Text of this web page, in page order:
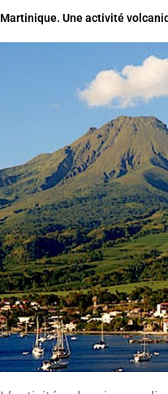
Martinique. Une activité